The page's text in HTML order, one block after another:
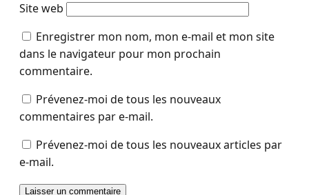
Site web
Enregistrer mon nom, mon e-mail et mon site
dans le navigateur pour mon prochain
commentaire.
Prévenez-moi de tous les nouveaux
commentaires par e-mail.
Prévenez-moi de tous les nouveaux articles par
e-mail.